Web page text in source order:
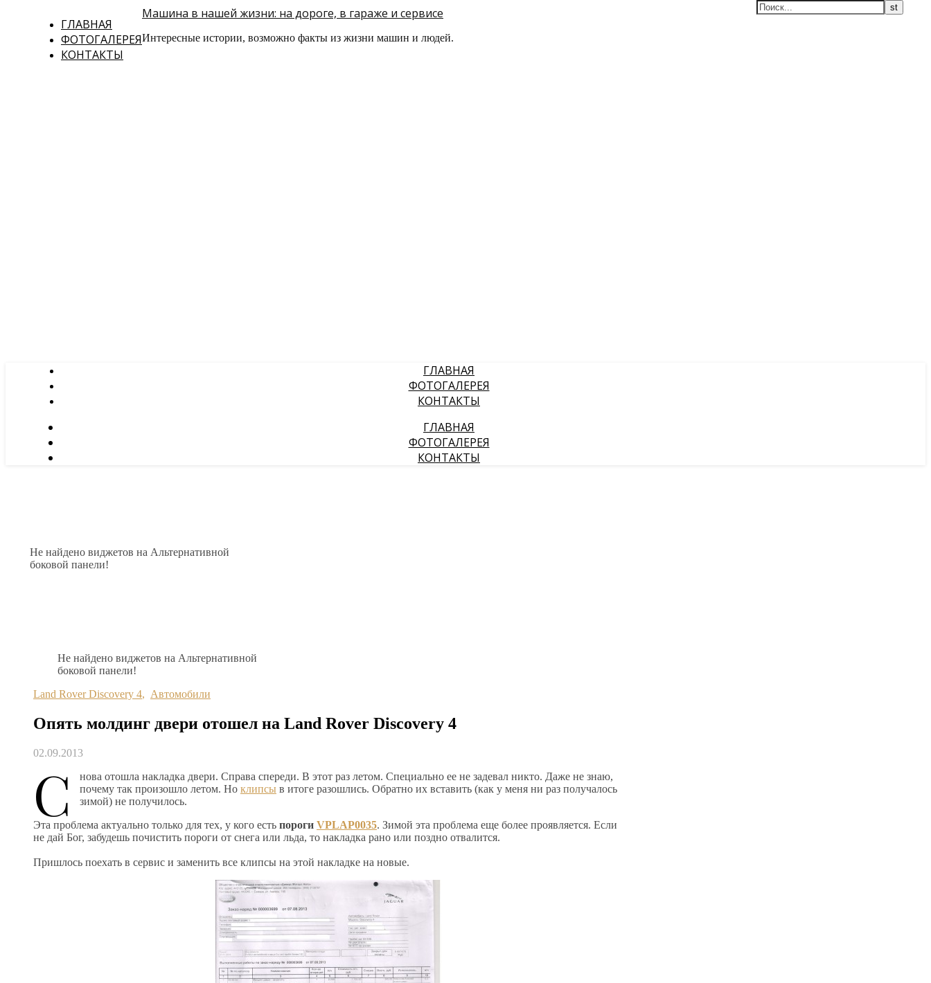
ГЛАВНАЯ
ФОТОГАЛЕРЕЯ
КОНТАКТЫ
Машина в нашей жизни: на дороге, в гараже и сервисе
Интересные истории, возможно факты из жизни машин и людей.
ГЛАВНАЯ
ФОТОГАЛЕРЕЯ
КОНТАКТЫ
ГЛАВНАЯ
ФОТОГАЛЕРЕЯ
КОНТАКТЫ
Не найдено виджетов на Альтернативной
боковой панели!
Не найдено виджетов на Альтернативной
боковой панели!
Land Rover Discovery 4, Автомобили
Опять молдинг двери отошел на Land Rover Discovery 4
02.09.2013
С
нова отошла накладка двери. Справа спереди. В этот раз летом. Специально ее не задевал никто. Даже не знаю,
почему так произошло летом. Но клипсы в итоге разошлись. Обратно их вставить (как у меня ни раз получалось
зимой) не получилось.
Эта проблема актуально только для тех, у кого есть пороги VPLAP0035. Зимой эта проблема еще более проявляется. Если
не дай Бог, забудешь почистить пороги от снега или льда, то накладка рано или поздно отвалится.
Пришлось поехать в сервис и заменить все клипсы на этой накладке на новые.